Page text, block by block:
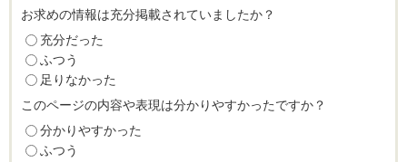
お求めの情報は充分掲載されていましたか？
充分だった
ふつう
足りなかった
このページの内容や表現は分かりやすかったですか？
分かりやすかった
ふつう